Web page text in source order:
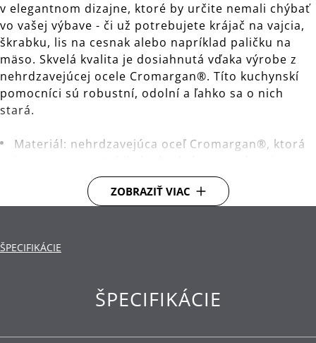
v elegantnom dizajne, ktoré by určite nemali chýbať
vo vašej výbave - či už potrebujete krájač na vajcia,
škrabku, lis na cesnak alebo napríklad paličku na
mäso. Skvelá kvalita je dosiahnutá vďaka výrobe z
nehrdzavejúcej ocele Cromargan®. Títo kuchynskí
pomocníci sú robustní, odolní a ľahko sa o nich
stará.
Materiál: nehrdzavejúca oceľ Cromargan®, ktorá
umývačke, odolná voči kyselinám, korózii a
extrémne odolná proti poškriabaniu.
ZOBRAZIŤ VIAC
ŠPECIFIKÁCIE
ŠPECIFIKÁCIE